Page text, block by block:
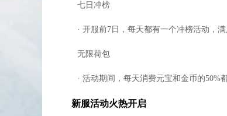
59级升65级需要1.84亿经验。
一切关于游戏的问题问小精灵，他都
每天战场必做，战功是好东西。
有点信誉或人脉可以把战功换成250
打战场一定要占棋子，中间是双倍积
七日冲榜
· 开服前7日，每天都有一个冲榜活动，满
无限荷包
· 活动期间，每天消费元宝和金币的50%
新服活动火热开启